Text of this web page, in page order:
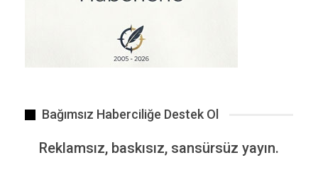
arasındaki dolanıklık derecesi değişebilir—
örneğin, yatay polarize fotonlar dikey olanlardan
daha sık üretilebilir. Ardından, bir ölçüm seçimi
nesnenin en az iki farklı ölçümle (her biri en az iki
Bağımsız Haberciliğe Destek Ol
Reklamsız, baskısız, sansürsüz yayın.